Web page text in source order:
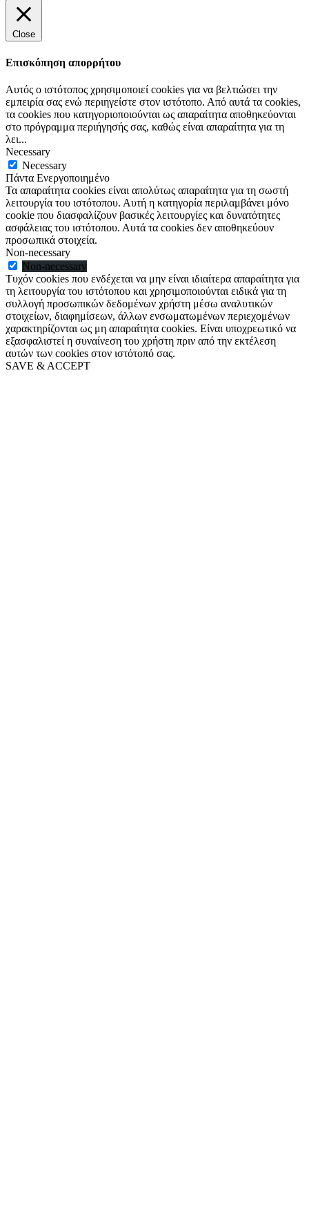
Close
Επισκόπηση απορρήτου
Αυτός ο ιστότοπος χρησιμοποιεί cookies για να βελτιώσει την
εμπειρία σας ενώ περιηγείστε στον ιστότοπο. Από αυτά τα cookies,
τα cookies που κατηγοριοποιούνται ως απαραίτητα αποθηκεύονται
στο πρόγραμμα περιήγησής σας, καθώς είναι απαραίτητα για τη
λει...
Necessary
Necessary
Πάντα Ενεργοποιημένο
Τα απαραίτητα cookies είναι απολύτως απαραίτητα για τη σωστή
λειτουργία του ιστότοπου. Αυτή η κατηγορία περιλαμβάνει μόνο
cookie που διασφαλίζουν βασικές λειτουργίες και δυνατότητες
ασφάλειας του ιστότοπου. Αυτά τα cookies δεν αποθηκεύουν
προσωπικά στοιχεία.
Non-necessary
Non-necessary
Τυχόν cookies που ενδέχεται να μην είναι ιδιαίτερα απαραίτητα για
τη λειτουργία του ιστότοπου και χρησιμοποιούνται ειδικά για τη
συλλογή προσωπικών δεδομένων χρήστη μέσω αναλυτικών
στοιχείων, διαφημίσεων, άλλων ενσωματωμένων περιεχομένων
χαρακτηρίζονται ως μη απαραίτητα cookies. Είναι υποχρεωτικό να
εξασφαλιστεί η συναίνεση του χρήστη πριν από την εκτέλεση
αυτών των cookies στον ιστότοπό σας.
SAVE & ACCEPT